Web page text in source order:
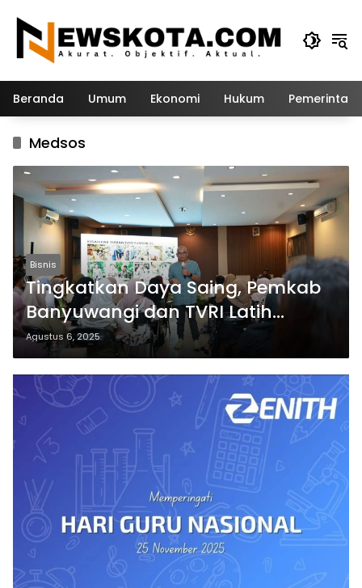
konten
Beranda Umum Ekonomi Hukum
Medsos
Bisnis
Tingkatkan Daya Saing, Pemkab
Banyuwangi dan TVRI Latih
Pelaku UMKM Buat Konten Kreatif
Agustus 6, 2025